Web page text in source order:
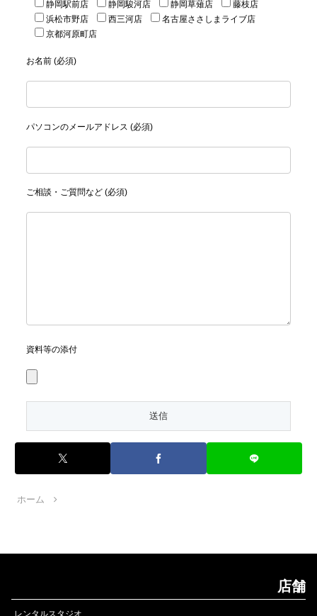
静岡駅前店 静岡駿河店 静岡草薙店
藤枝店
浜松市野店
西三河店
名古屋ささしまライブ店
京都河原町店
お名前 (必須)
パソコンのメールアドレス (必須)
ご相談・ご質問など (必須)
資料等の添付
ホーム
店舗